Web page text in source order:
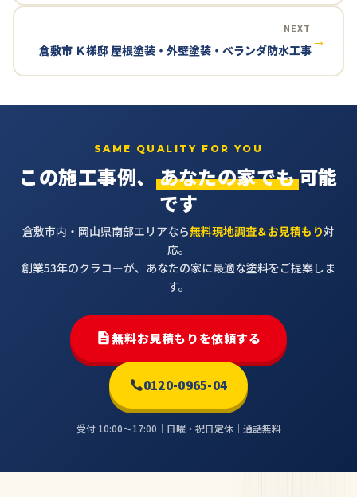
NEXT
倉敷市 Ｋ様邸 屋根塗装・外壁塗装・ベランダ防水工事
→
SAME QUALITY FOR YOU
この施工事例、 あなたの家でも可能
です
倉敷市内・岡山県南部エリアなら無料現地調査＆お見積もり対
応。
創業53年のクラコーが、あなたの家に最適な塗料をご提案しま
す。
無料お見積もりを依頼する
0120-0965-04
受付 10:00〜17:00｜日曜・祝日定休｜通話無料